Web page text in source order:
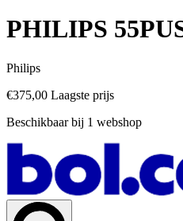
PHILIPS
Philips
€375,00 Laagste prijs
Beschikbaar bij 1 webshop